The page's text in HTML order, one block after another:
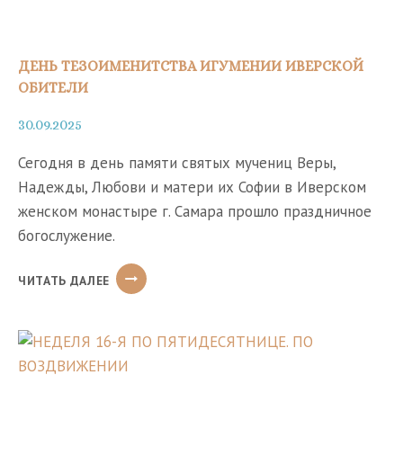
ДЕНЬ ТЕЗОИМЕНИТСТВА ИГУМЕНИИ ИВЕРСКОЙ
ОБИТЕЛИ
30.09.2025
Сегодня в день памяти святых мучениц Веры,
Надежды, Любови и матери их Софии в Иверском
женском монастыре г. Самара прошло праздничное
богослужение.
ЧИТАТЬ ДАЛЕЕ
ДЕНЬ
ТЕЗОИМЕНИТСТВА
ОБИТЕЛИ